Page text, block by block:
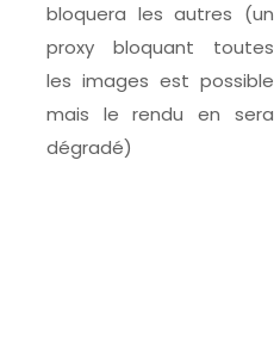
bloquera les autres (un
proxy bloquant toutes
les images est possible
mais le rendu en sera
dégradé)